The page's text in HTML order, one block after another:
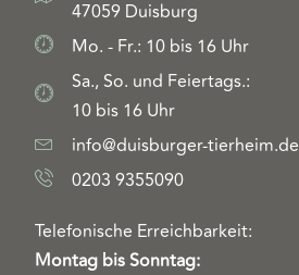
47059 Duisburg
Mo. - Fr.: 10 bis 16 Uhr
Sa., So. und Feiertags.:
10 bis 16 Uhr
info@duisburger-tierheim.de
0203 9355090
Telefonische Erreichbarkeit:
Montag bis Sonntag: